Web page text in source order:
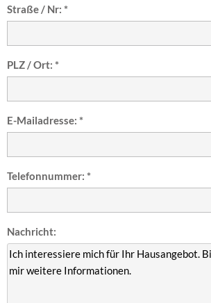
Straße / Nr: *
PLZ / Ort: *
E-Mailadresse: *
Telefonnummer: *
Nachricht: